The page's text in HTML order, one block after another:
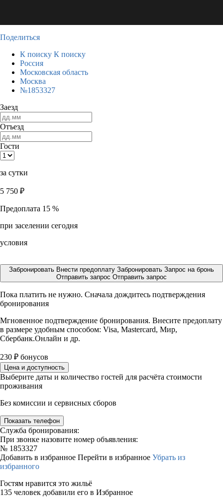
Поделиться
К поиску К поиску
Россия
Московская область
Москва
№1853327
Заезд
Отъезд
Гости
за сутки
5 750 ₽
Предоплата 15 %
при заселении сегодня
условия
Забронировать Внести предоплату Забронировать Запрос на бронь
Отправить запрос Отправить запрос
Пока платить не нужно. Сначала дождитесь подтверждения
бронирования
Мгновенное подтверждение бронирования. Внесите предоплату
в размере удобным способом: Visa, Mastercard, Мир,
Сбербанк.Онлайн и др.
230 ₽ бонусов
Цена и доступность
Выберите даты и количество гостей для расчёта стоимости
проживания
Без комиссии и сервисных сборов
Показать телефон
Служба бронирования:
При звонке назовите номер объявления:
№ 1853327
Добавить в избранное Перейти в избранное Убрать из
избранного
Гостям нравится это жильё
135 человек добавили его в Избранное